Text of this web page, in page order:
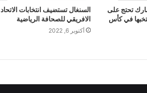
2022: الدنمارك تحتج على
في كأس
السنغال تستضيف انتخابات الاتحاد
الافريقي للصحافة الرياضية
أكتوبر 6, 2022